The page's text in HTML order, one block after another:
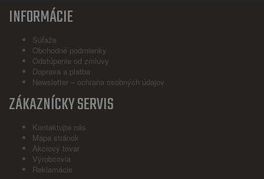
INFORMÁCIE
Súťaže
Obchodné podmienky
Odstúpenie od zmluvy
Doprava a platba
Newsletter – ochrana osobných údajov
ZÁKAZNÍCKY SERVIS
Kontaktujte nás
Mapa stránok
Akciový tovar
Výrobcovia
Reklamácie